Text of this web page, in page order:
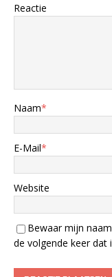
Reactie
Naam*
E-Mail*
Website
Bewaar mijn
de volgende keer dat